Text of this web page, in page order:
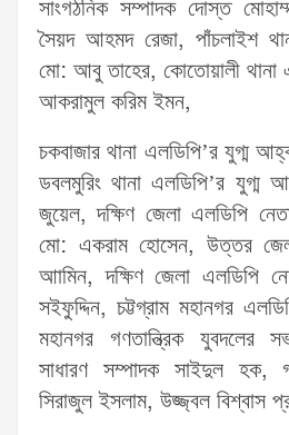
সাংগঠনিক সম্পাদক দোস্ত
সৈয়দ আহমদ রেজা, পাঁচলাইশ
মো: আবু তাহের, কোতোয়ালী থানা
আকরামুল করিম ইমন,
চকবাজার থানা এলডিপি’র যুগ্ম
ডবলমুরিং থানা এলডিপি’র যুগ্ম
জুয়েল, দক্ষিণ জেলা এলডিপি
মো: একরাম হোসেন, উত্তর
আামিন, দক্ষিণ জেলা এলডিপি
সইফুদ্দিন, চট্টগ্রাম মহানগর
মহানগর গণতান্ত্রিক যুবদলের
সাধারণ সম্পাদক সাইদুল হক,
সিরাজুল ইসলাম, উজ্জ্বল বিশ্বাস